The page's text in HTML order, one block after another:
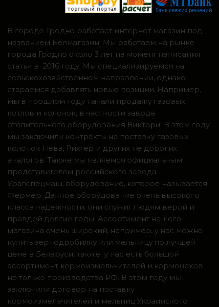
В городе Гродно работает интернет магазин под
названием Белмагазин. Мы работаем на рынке
города Гродно около 3 лет на момент написания
статьи в 2016 году. Мы специализируемся на
сельскохозяйственном направлении, однако
стараемся добавлять новые позиции. Например,
мы в прошлом году начали продажу газовых
котлов и колонок, в частности завода
отопительного оборудования Виктори. В этом году
мы заключили контракты на поставку газовых
колонок Нева, Рихтер и других не дорогих
аналогов. Также мы являемся официальным
представителем российского завода
Уралспецмаш, оборудование, которое называется
Фермер. Данное оборудование очень высокого
класса надежности, они служит людям верой и
правдой долгие годы. Ассортимент нашего
магазина очень широкий, например, у нас можно
купить зернодробилку или мельницу по лучшей
цене в Беларуси, также у нас есть большой
ассортимент кормоизмельчителей и кормоцехов
не только производства РФ. В этом году мы
заключили договор на поставку
кормоизмельчителей и мельниц Украинского